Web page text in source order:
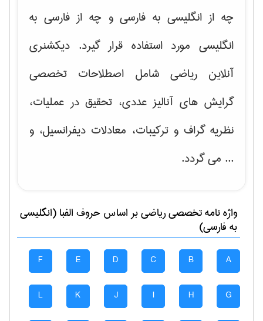
چه از انگلیسی به فارسی و چه از فارسی به
انگلیسی مورد استفاده قرار گیرد. دیکشنری
آنلاین ریاضی شامل اصطلاحات تخصصی
گرایش های آنالیز عددی، تحقیق در عملیات،
نظریه گراف و تركیبات، معادلات دیفرانسیل، و
... می گردد.
واژه نامه تخصصیرياضیبر اساس حروف الفبا (انگلیسی
به فارسی)
A
B
C
D
E
F
G
H
I
J
K
L